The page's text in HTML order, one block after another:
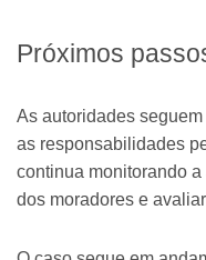
Próximos
As autoridades
as responsabilidades
continua monitorando
dos moradores e